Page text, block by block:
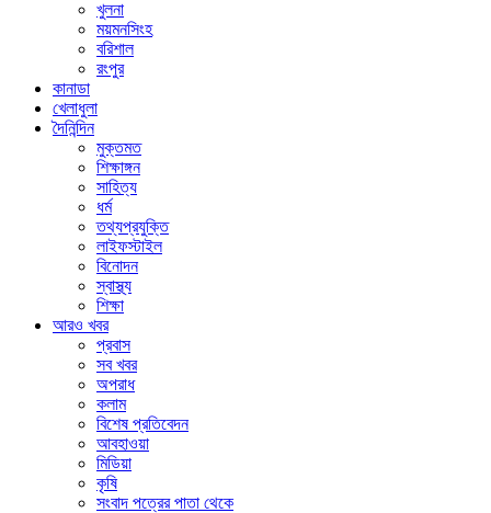
খুলনা
ময়মনসিংহ
বরিশাল
রংপুর
কানাডা
খেলাধুলা
দৈনিন্দিন
মুক্তমত
শিক্ষাঙ্গন
সাহিত্য
ধর্ম
তথ্যপ্রযুক্তি
লাইফস্টাইল
বিনোদন
স্বাস্থ্য
শিক্ষা
আরও খবর
প্রবাস
সব খবর
অপরাধ
কলাম
বিশেষ প্রতিবেদন
আবহাওয়া
মিডিয়া
কৃষি
সংবাদ পত্রের পাতা থেকে